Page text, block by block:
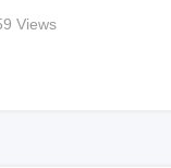
Views